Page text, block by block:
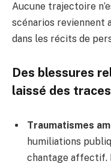
Aucune trajectoire
scénarios reviennent
dans les récits de
Des blessures
laissé des traces
Traumatismes
humiliations
chantage affectif.